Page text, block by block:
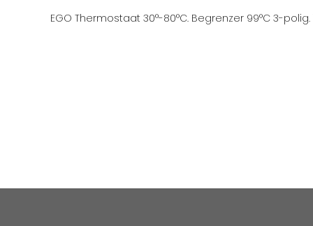
vanEGO Thermostaat 30°-80°C. Begrenzer 99°C 3-